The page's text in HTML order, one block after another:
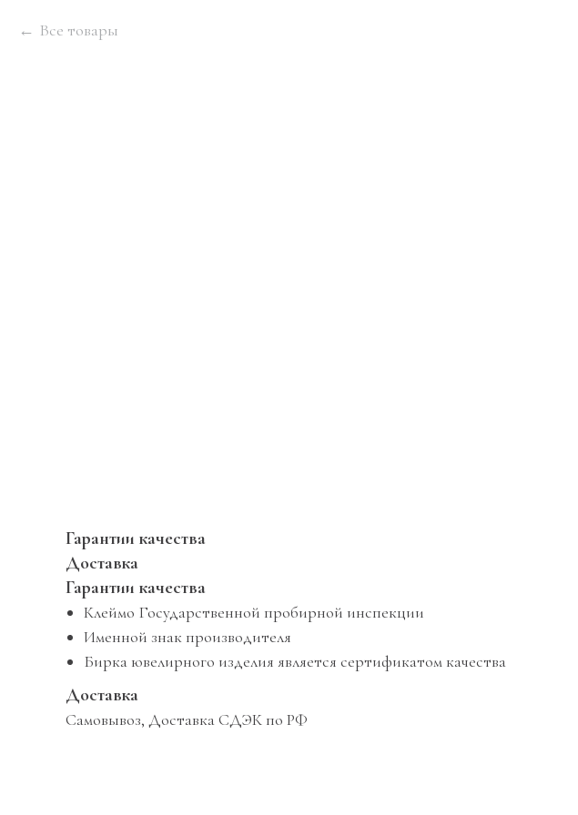
Все товары
Гарантии качества
Доставка
Гарантии качества
Клеймо Государственной пробирной инспекции
Именной знак производителя
Бирка ювелирного изделия является сертификатом качества
Доставка
Самовывоз, Доставка СДЭК по РФ